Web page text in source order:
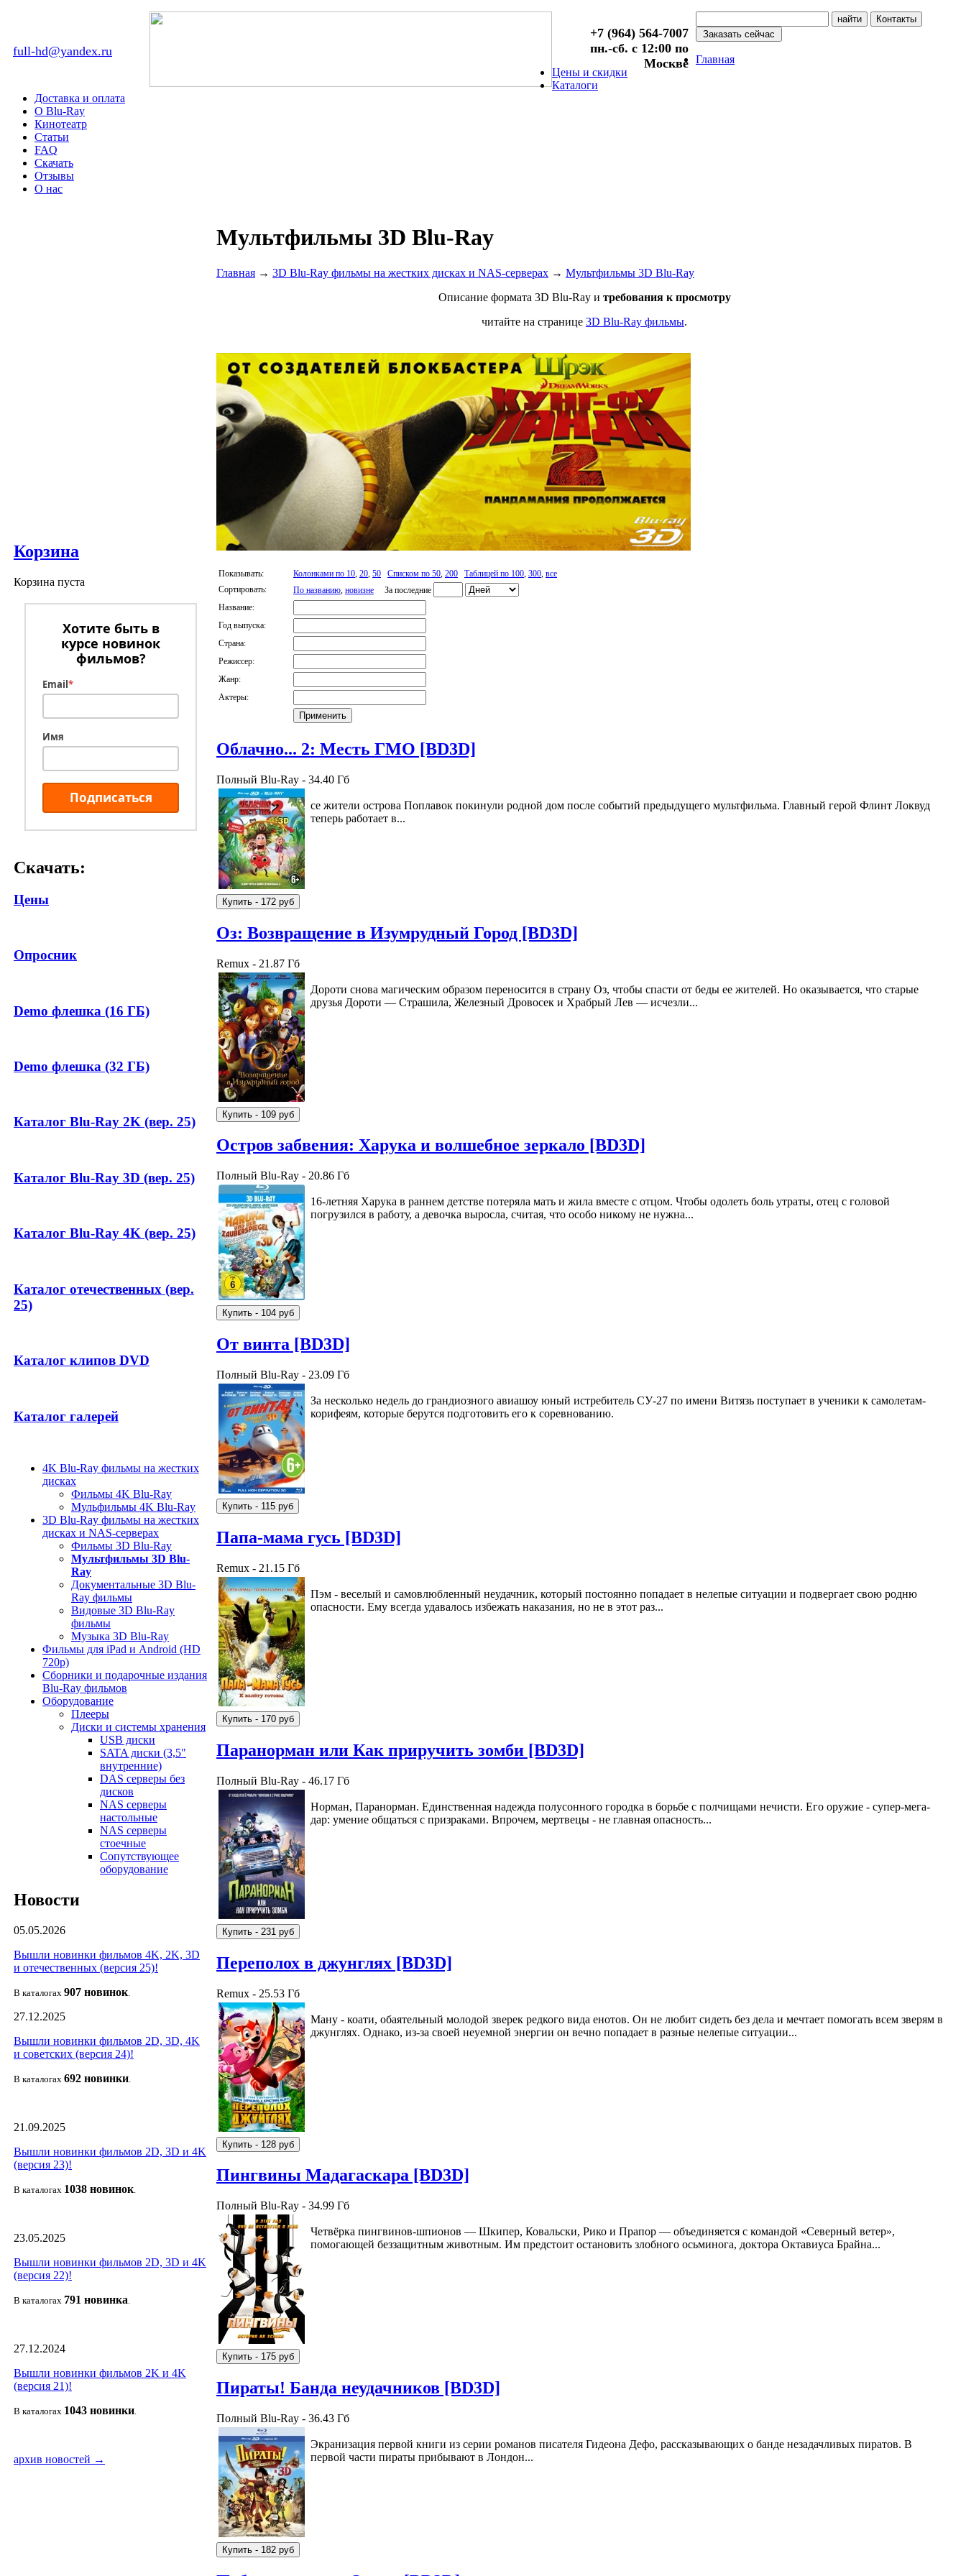
full-hd@yandex.ru
+7 (964) 564-7007
пн.-сб. с 12:00 по
Москве Главная
Цены и скидки
Каталоги
Доставка и оплата
О Blu-Ray
Кинотеатр
Статьи
FAQ
Скачать
Отзывы
О нас
Корзина
Корзина пуста
Хотите быть в
курсе новинок
фильмов?
Email*
Имя
Подписаться
Скачать:
Цены
Опросник
Demo флешка (16 ГБ)
Demo флешка (32 ГБ)
Каталог Blu-Ray 2K (вер. 25)
Каталог Blu-Ray 3D (вер. 25)
Каталог Blu-Ray 4K (вер. 25)
Каталог отечественных (вер.
25)
Каталог клипов DVD
Каталог галерей
4K Blu-Ray фильмы на жестких
дисках
Фильмы 4K Blu-Ray
Мульфильмы 4K Blu-Ray
3D Blu-Ray фильмы на жестких
дисках и NAS-серверах
Фильмы 3D Blu-Ray
Мультфильмы 3D Blu-
Ray
Документальные 3D Blu-
Ray фильмы
Видовые 3D Blu-Ray
фильмы
Музыка 3D Blu-Ray
Фильмы для iPad и Android (HD
720p)
Сборники и подарочные издания
Blu-Ray фильмов
Оборудование
Плееры
Диски и системы хранения
USB диски
SATA диски (3,5"
внутренние)
DAS серверы без
дисков
NAS серверы
настольные
NAS серверы
стоечные
Сопутствующее
оборудование
Новости
05.05.2026
Вышли новинки фильмов 4K, 2K, 3D
и отечественных (версия 25)!
В каталогах 907 новинок.
27.12.2025
Вышли новинки фильмов 2D, 3D, 4K
и советских (версия 24)!
В каталогах 692 новинки.
21.09.2025
Вышли новинки фильмов 2D, 3D и 4K
(версия 23)!
В каталогах 1038 новинок.
23.05.2025
Вышли новинки фильмов 2D, 3D и 4K
(версия 22)!
В каталогах 791 новинка.
27.12.2024
Вышли новинки фильмов 2K и 4K
(версия 21)!
В каталогах 1043 новинки.
архив новостей →
Мультфильмы 3D Blu-Ray
Главная → 3D Blu-Ray фильмы на жестких дисках и NAS-серверах → Мультфильмы 3D Blu-Ray
Описание формата 3D Blu-Ray и требования к просмотру
читайте на странице 3D Blu-Ray фильмы.
Показывать: Колонками по 10, 20, 50 Списком по 50, 200 Таблицей по 100, 300, все
Сортировать:
По названию, новизне За последние
Название:
Год выпуска:
Страна:
Режиссер:
Жанр:
Актеры:
Облачно... 2: Месть ГМО [BD3D]
Полный Blu-Ray - 34.40 Гб
се жители острова Поплавок покинули родной дом после событий предыдущего мультфильма. Главный герой Флинт Локвуд
теперь работает в...
Оз: Возвращение в Изумрудный Город [BD3D]
Remux - 21.87 Гб
Дороти снова магическим образом переносится в страну Оз, чтобы спасти от беды ее жителей. Но оказывается, что старые
друзья Дороти — Страшила, Железный Дровосек и Храбрый Лев — исчезли...
Остров забвения: Харука и волшебное зеркало [BD3D]
Полный Blu-Ray - 20.86 Гб
16-летняя Харука в раннем детстве потеряла мать и жила вместе с отцом. Чтобы одолеть боль утраты, отец с головой
погрузился в работу, а девочка выросла, считая, что особо никому не нужна...
От винта [BD3D]
Полный Blu-Ray - 23.09 Гб
За несколько недель до грандиозного авиашоу юный истребитель СУ-27 по имени Витязь поступает в ученики к самолетам-
корифеям, которые берутся подготовить его к соревнованию.
Папа-мама гусь [BD3D]
Remux - 21.15 Гб
Пэм - веселый и самовлюбленный неудачник, который постоянно попадает в нелепые ситуации и подвергает свою родню
опасности. Ему всегда удавалось избежать наказания, но не в этот раз...
Паранорман или Как приручить зомби [BD3D]
Полный Blu-Ray - 46.17 Гб
Норман, Паранорман. Единственная надежда полусонного городка в борьбе с полчищами нечисти. Его оружие - супер-мега-
дар: умение общаться с призраками. Впрочем, мертвецы - не главная опасность...
Переполох в джунглях [BD3D]
Remux - 25.53 Гб
Ману - коати, обаятельный молодой зверек редкого вида енотов. Он не любит сидеть без дела и мечтает помогать всем зверям в
джунглях. Однако, из-за своей неуемной энергии он вечно попадает в разные нелепые ситуации...
Пингвины Мадагаскара [BD3D]
Полный Blu-Ray - 34.99 Гб
Четвёрка пингвинов-шпионов — Шкипер, Ковальски, Рико и Прапор — объединяется с командой «Северный ветер»,
помогающей беззащитным животным. Им предстоит остановить злобного осьминога, доктора Октавиуса Брайна...
Пираты! Банда неудачников [BD3D]
Полный Blu-Ray - 36.43 Гб
Экранизация первой книги из серии романов писателя Гидеона Дефо, рассказывающих о банде незадачливых пиратов. В
первой части пираты прибывают в Лондон...